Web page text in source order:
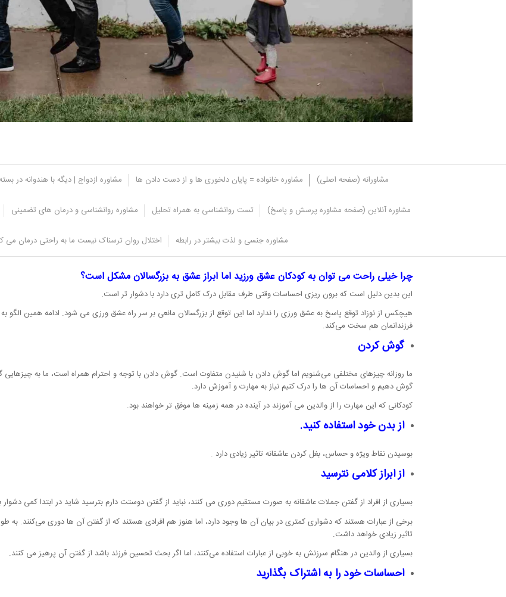
مشاورانه (صفحه اصلی) مشاوره خانواده = پایان دلخوری ها و از دست دادن ها مشاوره ازدواج | دیگه با هندوانه در
مشاوره آنلاین (صفحه مشاوره پرسش و پاسخ) تست روانشناسی به همراه تحلیل مشاوره روانشناسی و درمان های تضمینی
مشاوره جنسی و لذت بیشتر در رابطه اختلال روان ترسناک نیست ما به راحتی درمان می
افراد مثل هر کار دیگری می توانند خود را به عشق ورزی عادت دهند، شیوه های مختلف ابراز عشق را می توان تمرین کرد و با آن ها
چرا خیلی راحت می توان به کودکان عشق ورزید اما ابراز عشق به بزرگسالان مشکل است؟
این بدین دلیل است که برون ریزی احساسات وقتی طرف مقابل درک کامل تری دارد با دشوار تر است.
هیچکس از نوزاد توقع پاسخ به عشق ورزی را ندارد اما این توقع از بزرگسالان مانعی بر سر راه عشق ورزی می شود. ادامه همین الگو
فرزندانمان هم سخت می‌کند.
گوش کردن
ما روزانه چیزهای مختلفی می‌شنویم اما گوش دادن با شنیدن متفاوت است. گوش دادن با توجه و احترام همراه است، ما به چیزهایی
گوش دهیم و احساسات آن ها را درک کنیم نیاز به مهارت و آموزش دارد.
کودکانی که این مهارت را از والدین می آموزند در آینده در همه زمینه ها موفق تر خواهند بود.
از بدن خود استفاده کنید.
بوسیدن نقاط ویژه و حساس، بغل کردن عاشقانه تاثیر زیادی دارد .
از ابراز کلامی نترسید
بسیاری از افراد از گفتن جملات عاشقانه به صورت مستقیم دوری می کنند، نباید از گفتن دوستت دارم بترسید شاید در ابتدا کمی
برخی از عبارات هستند که دشواری کمتری در بیان آن ها وجود دارد، اما هنوز هم افرادی هستند که از گفتن آن ها دوری می‌کنند. به
تاثیر زیادی خواهد داشت.
بسیاری از والدین در هنگام سرزنش به خوبی از عبارات استفاده می‌کنند، اما اگر بحث تحسین فرزند باشد از گفتن آن پرهیز می کنند.
احساسات خود را به اشتراک بگذارید